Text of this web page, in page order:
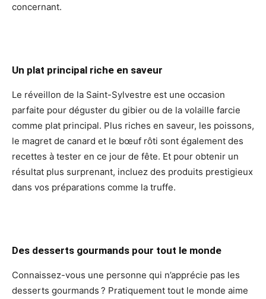
concernant.
Un plat principal riche en saveur
Le réveillon de la Saint-Sylvestre est une occasion
parfaite pour déguster du gibier ou de la volaille farcie
comme plat principal. Plus riches en saveur, les poissons,
le magret de canard et le bœuf rôti sont également des
recettes à tester en ce jour de fête. Et pour obtenir un
résultat plus surprenant, incluez des produits prestigieux
dans vos préparations comme la truffe.
Des desserts gourmands pour tout le monde
Connaissez-vous une personne qui n’apprécie pas les
desserts gourmands ? Pratiquement tout le monde aime